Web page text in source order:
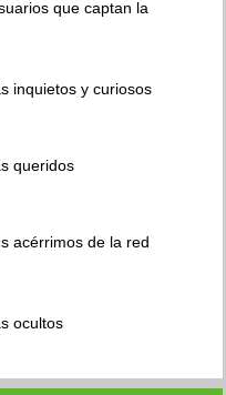
que captan la
inquietos y curiosos
queridos
acérrimos de la red
ocultos